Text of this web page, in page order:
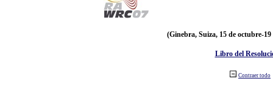
(Ginebra, Suiza, 15 de octubre-19
Libro del
Contraer todo